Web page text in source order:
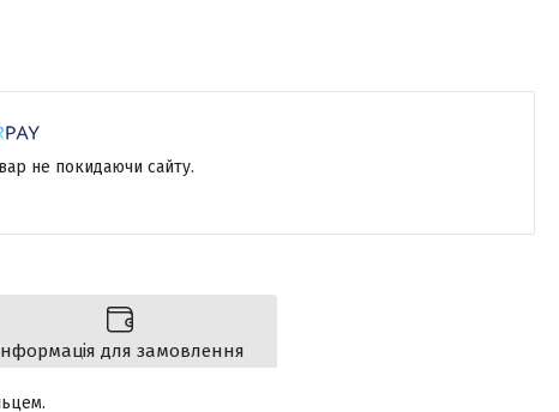
не покидаючи сайту.
для замовлення